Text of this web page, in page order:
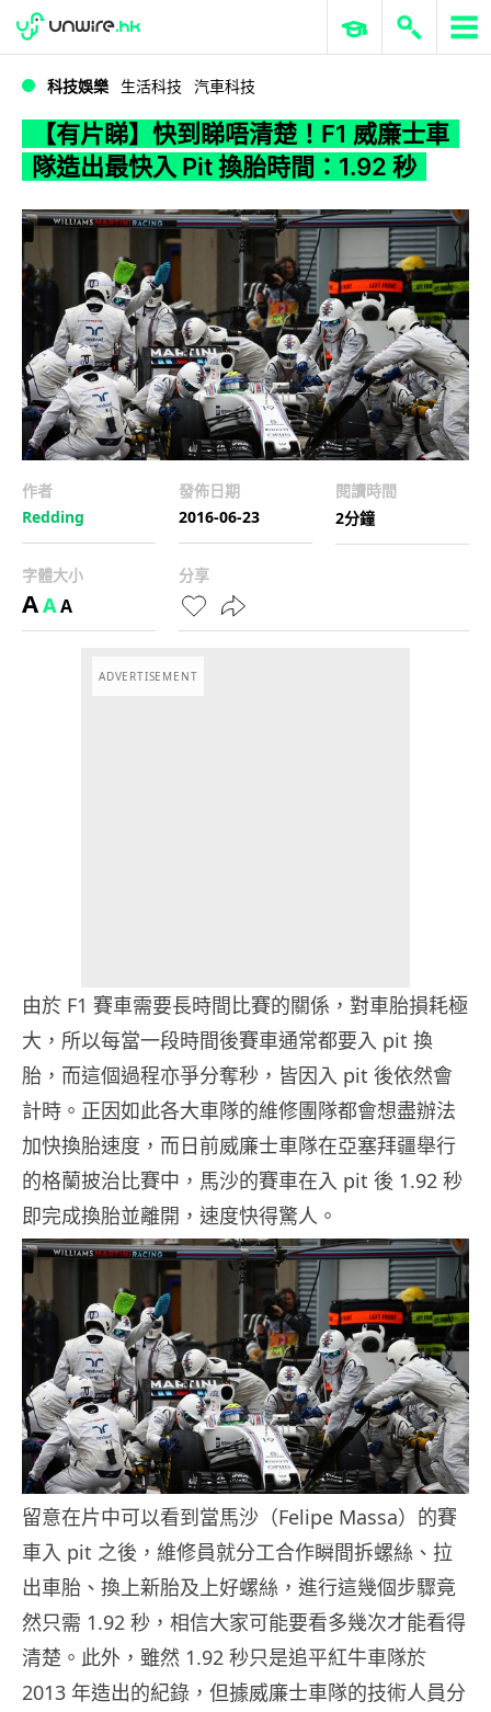
WWDC 2026 ERP 與商業 AI
科技娛樂 生活科技 汽車科技
【有片睇】快到睇唔清楚！F1 威廉士車
隊造出最快入 Pit 換胎時間：1.92 秒
作者
Redding
發佈日期
2016-06-23
閱讀時間
2分鐘
字體大小
AAA
分享
ADVERTISEMENT
由於 F1 賽車需要長時間比賽的關係，對車胎損耗極
大，所以每當一段時間後賽車通常都要入 pit 換
胎，而這個過程亦爭分奪秒，皆因入 pit 後依然會
計時。正因如此各大車隊的維修團隊都會想盡辦法
加快換胎速度，而日前威廉士車隊在亞塞拜疆舉行
的格蘭披治比賽中，馬沙的賽車在入 pit 後 1.92 秒
即完成換胎並離開，速度快得驚人。
留意在片中可以看到當馬沙（Felipe Massa）的賽
車入 pit 之後，維修員就分工合作瞬間拆螺絲、拉
出車胎、換上新胎及上好螺絲，進行這幾個步驟竟
然只需 1.92 秒，相信大家可能要看多幾次才能看得
清楚。此外，雖然 1.92 秒只是追平紅牛車隊於
2013 年造出的紀錄，但據威廉士車隊的技術人員分